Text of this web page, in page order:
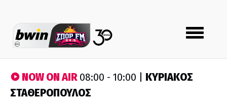
Toggle
navigation
NOW ON AIR08:00 - 10:00 | ΚΥΡΙΑΚΟΣ
ΣΤΑΘΕΡΟΠΟΥΛΟΣ